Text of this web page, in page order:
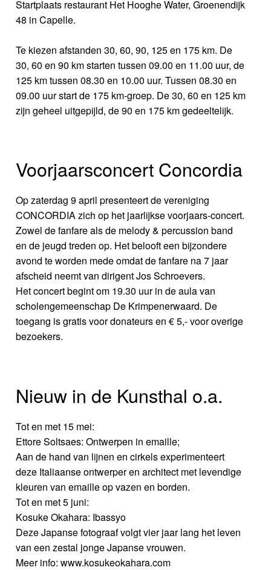
Startplaats restaurant Het Hooghe Water, Groenendijk
48 in Capelle.
Te kiezen afstanden 30, 60, 90, 125 en 175 km. De
30, 60 en 90 km starten tussen 09.00 en 11.00 uur, de
125 km tussen 08.30 en 10.00 uur. Tussen 08.30 en
09.00 uur start de 175 km-groep. De 30, 60 en 125 km
zijn geheel uitgepijld, de 90 en 175 km gedeeltelijk.
Voorjaarsconcert Concordia
Op zaterdag 9 april presenteert de vereniging
CONCORDIA zich op het jaarlijkse voorjaars-concert.
Zowel de fanfare als de melody & percussion band
en de jeugd treden op. Het belooft een bijzondere
avond te worden mede omdat de fanfare na 7 jaar
afscheid neemt van dirigent Jos Schroevers.
Het concert begint om 19.30 uur in de aula van
scholengemeenschap De Krimpenerwaard. De
toegang is gratis voor donateurs en € 5,- voor overige
bezoekers.
Nieuw in de Kunsthal o.a.
Tot en met 15 mei:
Ettore Soltsaes: Ontwerpen in emaille;
Aan de hand van lijnen en cirkels experimenteert
deze Italiaanse ontwerper en architect met levendige
kleuren van emaille op vazen en borden.
Tot en met 5 juni:
Kosuke Okahara: Ibassyo
Deze Japanse fotograaf volgt vier jaar lang het leven
van een zestal jonge Japanse vrouwen.
Meer info: www.kosukeokahara.com